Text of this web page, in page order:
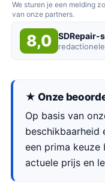
We sturen je een melding
van onze partners.
8,0 SDRepair-
★ Onze
Op basis van
beschikbaarheid
een prima keuze
actuele prijs en